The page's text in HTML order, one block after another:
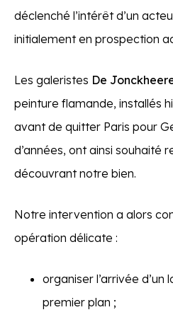
déclenché l’intérêt d’un
initialement en prospection
Les galeristes De
peinture flamande, installés
avant de quitter Paris pour
d’années, ont ainsi souhaité
découvrant notre bien.
Notre intervention a alors
opération délicate :
organiser l’arrivée
premier plan ;